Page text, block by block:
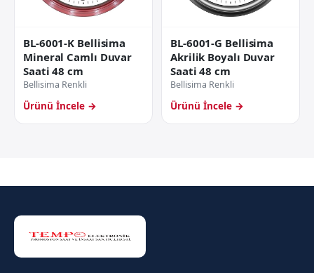
BL-6001-K Bellisima
Mineral Camlı Duvar
Saati 48 cm
Bellisima Renkli
Ürünü İncele →
BL-6001-G Bellisima
Akrilik Boyalı Duvar
Saati 48 cm
Bellisima Renkli
Ürünü İncele →